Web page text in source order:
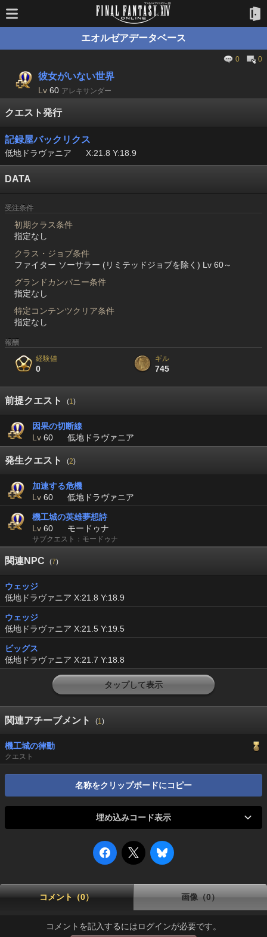
エオルゼアデータベース
0 0
彼女がいない世界
Lv 60 アレキサンダー
クエスト発行
記録屋バックリクス
低地ドラヴァニア X:21.8 Y:18.9
DATA
受注条件
初期クラス条件
指定なし
クラス・ジョブ条件
ファイター ソーサラー (リミテッドジョブを除く) Lv 60～
グランドカンパニー条件
指定なし
特定コンテンツクリア条件
指定なし
報酬
経験値
0
ギル
745
前提クエスト (1)
因果の切断線
Lv 60 低地ドラヴァニア
発生クエスト (2)
加速する危機
Lv 60 低地ドラヴァニア
機工城の英雄夢想詩
Lv 60 モードゥナ
サブクエスト：モードゥナ
関連NPC (7)
ウェッジ
低地ドラヴァニア X:21.8 Y:18.9
ウェッジ
低地ドラヴァニア X:21.5 Y:19.5
ビッグス
低地ドラヴァニア X:21.7 Y:18.8
タップして表示
関連アチーブメント (1)
機工城の律動
クエスト
名称をクリップボードにコピー
埋め込みコード表示
コメント（0） 画像（0）
コメントを記入するにはログインが必要です。